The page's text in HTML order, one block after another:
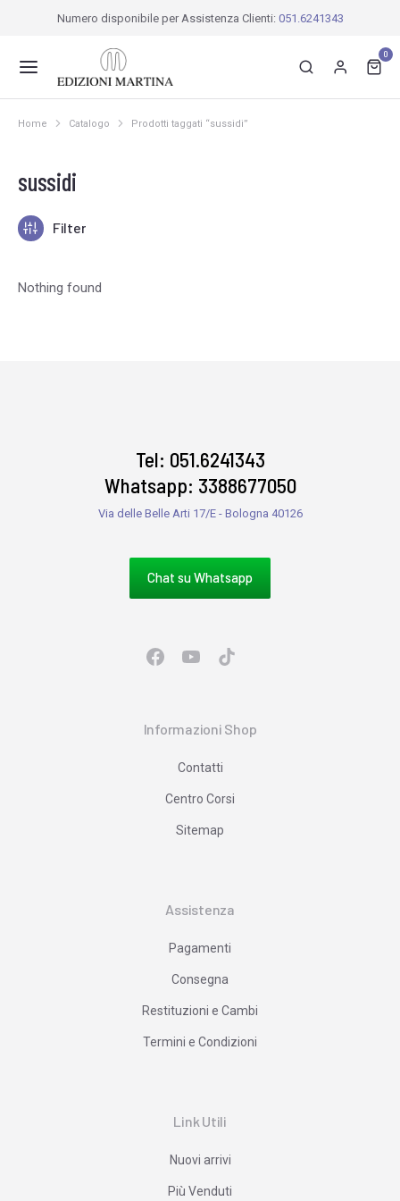
Numero disponibile per Assistenza Clienti: 051.6241343
0
sussidi
Filter
Tu sei qui:
Home Catalogo Prodotti taggati “sussidi”
Nothing found
Tel: 051.6241343
Whatsapp: 3388677050
Via delle Belle Arti 17/E - Bologna 40126
Chat su Whatsapp
Informazioni Shop
Contatti
Centro Corsi
Sitemap
Assistenza
Pagamenti
Consegna
Restituzioni e Cambi
Termini e Condizioni
Link Utili
Nuovi arrivi
Più Venduti